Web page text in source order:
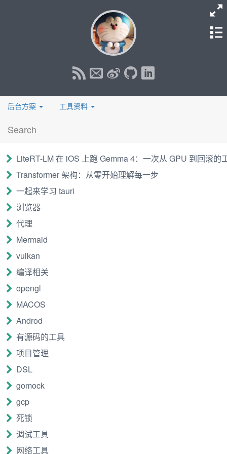
后台方案 工具资料
LiteRT-LM 在 iOS 上跑 Gemma 4：一次从 GPU 到回滚的
Transformer 架构：从零开始理解每一步
一起来学习 tauri
浏览器
代理
Mermaid
vulkan
编译相关
opengl
MACOS
Androd
有源码的工具
项目管理
DSL
gomock
gcp
死锁
调试工具
网络工具
go, golang, runtime
GOMAXPROCS的取值
我们知道可以通过
来了设定P的值
Go 1.5开始， Go的GOMAXPROCS默认值已经设置为
CPU的核数， 这允许我们的Go程序充分使用机器的每一个
CPU,最大程度的提高我们程序的并发性能。
但其实对于IO密集型的场景，我们可以把GOMAXPROCS
的值超过CPU核数，在笔者维护的某个服务中，将
GOMAXPROCS设为CPU核数的2倍，压测结果表明，吞吐
能力大概能提升10%
3.2 容器中
在容器中，Golang程序获取的是宿主机的CPU核数导致
GOMAXPROCS设置的过大。比如在笔者的服务中，宿主
增加上线文切换的负担，白白浪费CPU。
procs可以解决这个问题
package
import
"fmt"
_ "go.uber.org/automaxprocs"
"runtime"
)